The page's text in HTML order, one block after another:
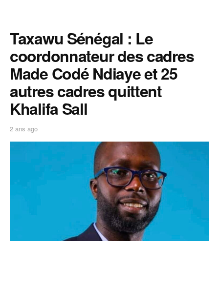
Taxawu Sénégal : Le
coordonnateur des cadres
Made Codé Ndiaye et 25
autres cadres quittent
Khalifa Sall
2 ans ago